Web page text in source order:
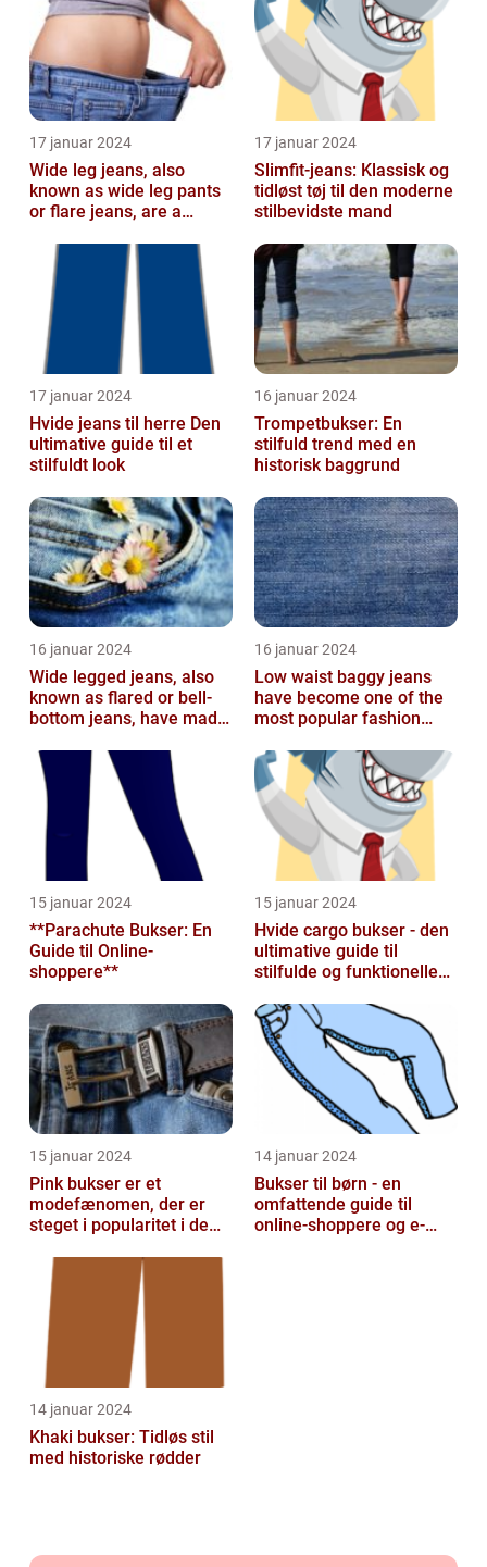
17 januar 2024
Wide leg jeans, also
known as wide leg pants
or flare jeans, are a
for those ...
17 januar 2024
Slimfit-jeans: Klassisk og
tidløst tøj til den moderne
stilbevidste mand
17 januar 2024
Hvide jeans til herre Den
ultimative guide til et
stilfuldt look
16 januar 2024
Trompetbukser: En
stilfuld trend med en
historisk baggrund
16 januar 2024
Wide legged jeans, also
known as flared or bell-
bottom jeans, have made
fash...
16 januar 2024
Low waist baggy jeans
have become one of the
most popular fashion
15 januar 2024
**Parachute Bukser: En
Guide til Online-
shoppere**
15 januar 2024
Hvide cargo bukser - den
ultimative guide til
stilfulde og funktionelle
15 januar 2024
Pink bukser er et
modefænomen, der er
steget i popularitet i de
14 januar 2024
Bukser til børn - en
omfattende guide til
online-shoppere og e-
14 januar 2024
Khaki bukser: Tidløs stil
med historiske rødder